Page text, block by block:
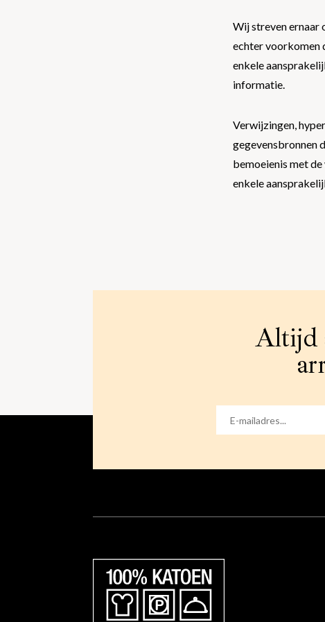
Wij streven ernaar
echter voorkomen
enkele
informatie.
Verwijzingen,
gegevensbronnen
bemoeienis met
enkele
Altijd